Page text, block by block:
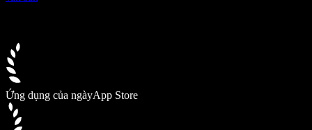
Ứng dụng của ngàyApp Store